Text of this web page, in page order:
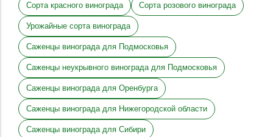
Сорта красного винограда Сорта розового винограда
Урожайные сорта винограда
Саженцы винограда для Подмосковья
Саженцы неукрывного винограда для Подмосковья
Саженцы винограда для Оренбурга
Саженцы винограда для Нижегородской области
Саженцы винограда для Сибири